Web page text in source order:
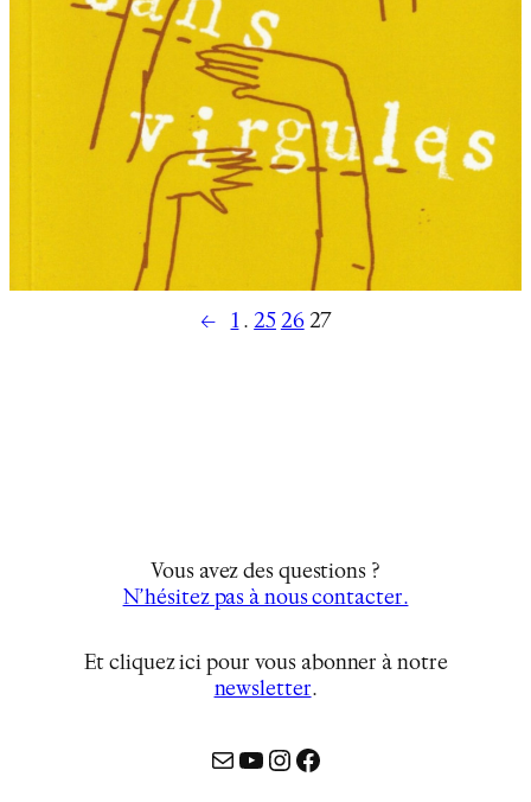
← 1 … 25 26 27
Vous avez des questions ?
N’hésitez pas à nous contacter.
Et cliquez ici pour vous abonner à notre
newsletter…
MailYouTube
Instagram
Facebook